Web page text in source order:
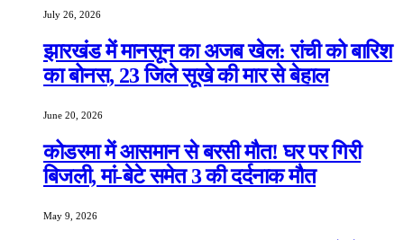
July 26, 2026
झारखंड में मानसून का अजब खेल: रांची को बारिश
का बोनस, 23 जिले सूखे की मार से बेहाल
June 20, 2026
कोडरमा में आसमान से बरसी मौत! घर पर गिरी
बिजली, मां-बेटे समेत 3 की दर्दनाक मौत
May 9, 2026